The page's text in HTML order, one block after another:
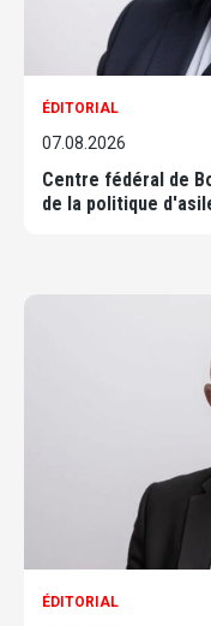
ÉDITORIAL
07.08.2026
Centre fédéral de
de la politique
ÉDITORIAL